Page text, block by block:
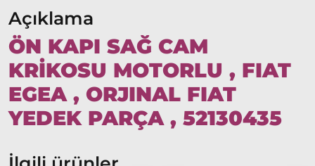
Uno
Tipo
Uno
Fiorino
Tempra
Fiat
Palio
Açıklama
ÖN KAPI SAĞ CAM
KRİKOSU MOTORLU , FIAT
EGEA , ORJINAL FIAT
YEDEK PARÇA , 52130435